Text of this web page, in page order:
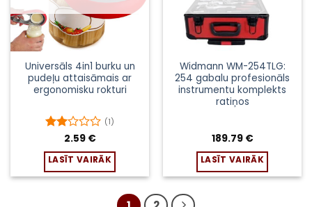
Universāls 4in1 burku un
pudeļu attaisāmais ar
ergonomisku rokturi
Novērtēts
no 5
(1)
2.59 €
LASĪT VAIRĀK
Widmann WM-254TLG:
254 gabalu profesionāls
instrumentu komplekts
ratiņos
189.79 €
LASĪT VAIRĀK